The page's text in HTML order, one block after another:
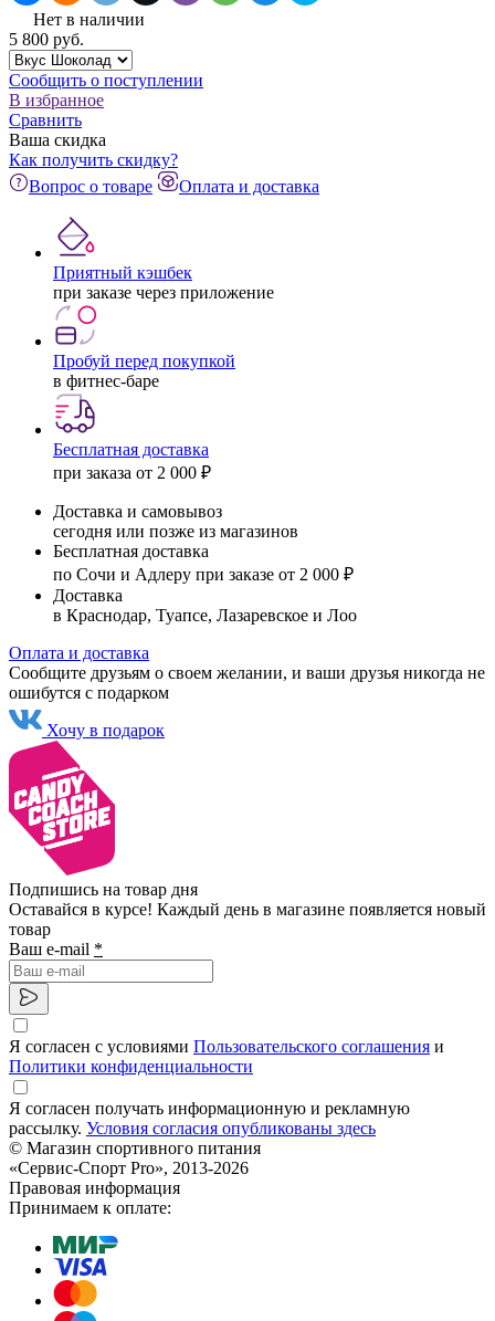
Нет в наличии
5 800 pуб.
Сообщить о поступлении
В избранное
Сравнить
Ваша скидка
Как получить скидку?
Вопрос о товаре
Оплата и доставка
Приятный кэшбек
при заказе через приложение
Пробуй перед покупкой
в фитнес-баре
Бесплатная доставка
при заказа от 2 000 ₽
Доставка и самовывоз
сегодня или позже из магазинов
Бесплатная доставка
по Сочи и Адлеру при заказе от 2 000 ₽
Доставка
в Краснодар, Туапсе, Лазаревское и Лоо
Оплата и доставка
Сообщите друзьям о своем желании, и ваши друзья никогда не
ошибутся с подарком
Хочу в подарок
Подпишись на товар дня
Оставайся в курсе! Каждый день в магазине появляется новый
товар
Ваш e-mail *
Я согласен с условиями Пользовательского соглашения и
Политики конфиденциальности
Я согласен получать информационную и рекламную
рассылку. Условия согласия опубликованы здесь
© Магазин спортивного питания
«Сервис-Спорт Pro», 2013-2026
Правовая информация
Принимаем к оплате: